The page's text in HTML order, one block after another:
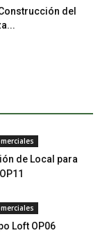
del
de Local para
Loft OP06